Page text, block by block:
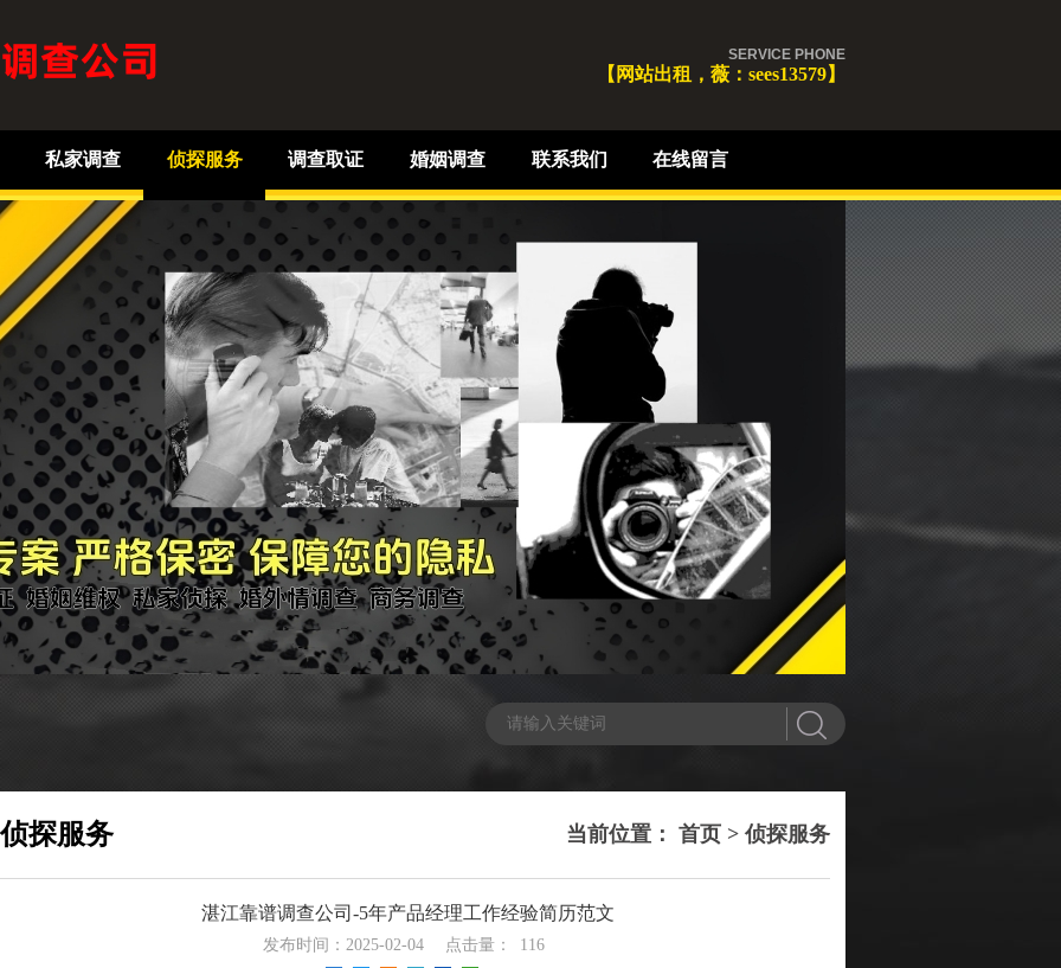
SERVICE PHONE
【网站出租，薇：sees13579】
私家调查 侦探服务 调查取证 婚姻调查 联系我们 在线留言
侦探服务 当前位置： 首页 > 侦探服务
湛江靠谱调查公司-5年产品经理工作经验简历范文
发布时间：2025-02-04 点击量： 116